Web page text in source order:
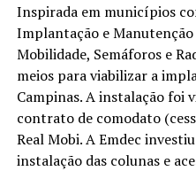
Inspirada em municípios
Implantação e
Mobilidade, Semáforos e
meios para viabilizar a
Campinas. A instalação foi
contrato de comodato
Real Mobi. A Emdec
instalação das colunas e